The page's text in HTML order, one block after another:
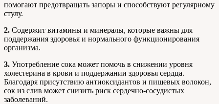
помогают предотвращать запоры и способствуют регулярному
стулу.
2. Содержит витамины и минералы, которые важны для
поддержания здоровья и нормального функционирования
организма.
3. Употребление сока может помочь в снижении уровня
холестерина в крови и поддержании здоровья сердца.
Благодаря присутствию антиоксидантов и пищевых волокон,
сок из слив может снизить риск сердечно-сосудистых
заболеваний.